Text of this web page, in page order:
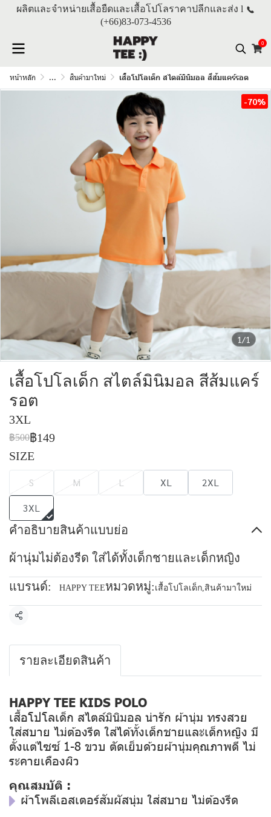
ผลิตและจำหน่ายเสื้อยืดและเสื้อโปโลราคาปลีกและส่ง l
(+66)83-073-4536
0
หน้าหลัก ... สินค้ามาใหม่ เสื้อโปโลเด็ก สไตล์มินิมอล สีส้มแคร์รอต
1/1
-70%
เสื้อโปโลเด็ก สไตล์มินิมอล สีส้มแคร์
รอต
3XL
฿500฿149
SIZE
S M L XL
2XL
3XL
คำอธิบายสินค้าแบบย่อ
ผ้านุ่มไม่ต้องรีด ใส่ได้ทั้งเด็กชายและเด็กหญิง
แบรนด์: HAPPY TEEหมวดหมู่: เสื้อโปโลเด็ก,สินค้ามาใหม่
แชร์
รายละเอียดสินค้า
HAPPY TEE KIDS POLO
เสื้อโปโลเด็ก สไตล์มินิมอล น่ารัก ผ้านุ่ม ทรงสวย
ใส่สบาย ไม่ต้องรีด ใส่ได้ทั้งเด็กชายและเด็กหญิง มี
ตั้งแต่ไซซ์ 1-8 ขวบ ตัดเย็บด้วยผ้านุ่มคุณภาพดี ไม่
ระคายเคืองผิว
คุณสมบัติ :
ผ้าโพลีเอสเตอร์สัมผัสนุ่ม ใส่สบาย ไม่ต้องรีด